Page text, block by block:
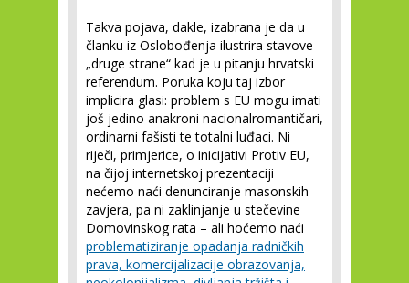
Takva pojava, dakle, izabrana je da u
članku iz Oslobođenja ilustrira stavove
„druge strane“ kad je u pitanju hrvatski
referendum. Poruka koju taj izbor
implicira glasi: problem s EU mogu imati
još jedino anakroni nacionalromantičari,
ordinarni fašisti te totalni luđaci. Ni
riječi, primjerice, o inicijativi Protiv EU,
na čijoj internetskoj prezentaciji
nećemo naći denunciranje masonskih
zavjera, pa ni zaklinjanje u stečevine
Domovinskog rata – ali hoćemo naći
problematiziranje opadanja radničkih
prava, komercijalizacije obrazovanja,